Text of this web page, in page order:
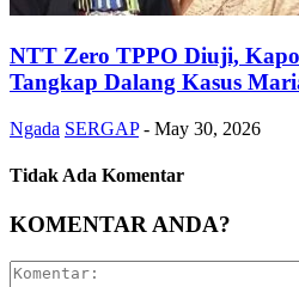
NTT Zero TPPO Diuji,
Tangkap Dalang Kasus
Ngada SERGAP - May 30, 2026
Tidak Ada Komentar
KOMENTAR ANDA?